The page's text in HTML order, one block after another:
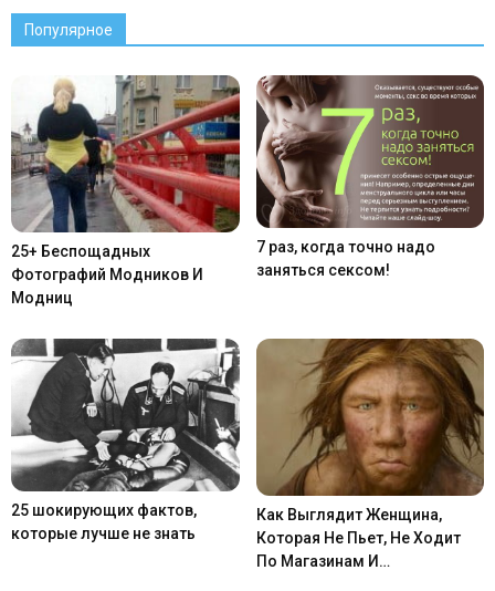
Популярное
25+ Беспощадных
Фотографий Модников И
Модниц
7 раз, когда точно надо
заняться сексом!
25 шокирующих фактов,
которые лучше не знать
Как Выглядит Женщина,
Которая Не Пьет, Не Ходит
По Магазинам И…